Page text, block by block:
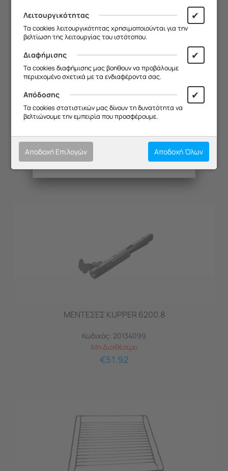
ΦΤΕΡΩΤΗ AG KUPPER EEH 650
Κωδικός:
ΜΕΝΤΕΣΕΣ KUPPER 6200.8
Κωδικός: 20134099
Μη Διαθέσιμο
€51.92
Λειτουργικότητας ✔
Τα cookies λειτουργικότητας χρησιμοποιούνται για την
βελτίωση της λειτουργίας του ιστότοπου.
Διαφήμισης ✔
Τα cookies διαφήμισης μας βοηθουν να προβάλουμε
περιεχομένο σχετικά με τα ενδιαφέροντα σας.
Απόδοσης ✔
Τα cookies στατιστικών μας δίνουν τη δυνατότητα να
βελτιώνουμε την εμπειρία που προσφέρουμε.
Αποδοχή Επιλογών Αποδοχή Όλων
Σας ευχαριστούμε για την
κατανόηση και σας ευχόμαστε καλό
Θα θέλαμε να σας ενημερώσουμε ότι
η επιχείρησή μας θα παραμείνει
κλειστή από13/08 έως και 18/08
Θα είμαστε ξανά κοντά σας από
19/08.
κατανόηση και σας ευχόμαστε καλό